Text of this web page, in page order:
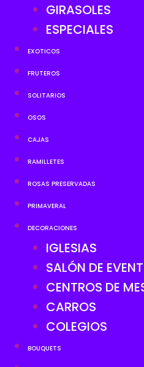
GIRASOLES
ESPECIALES
EXOTICOS
FRUTEROS
SOLITARIOS
OSOS
CAJAS
RAMILLETES
ROSAS PRESERVADAS
PRIMAVERAL
DECORACIONES
IGLESIAS
SALÓN DE
CENTROS DE
CARROS
COLEGIOS
BOUQUETS